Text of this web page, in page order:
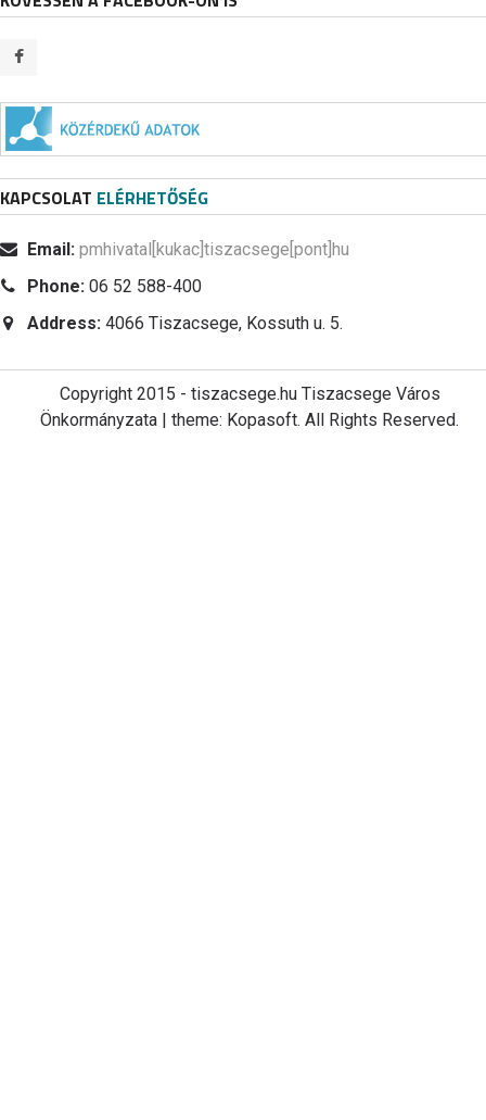
KAPCSOLAT ELÉRHETŐSÉG
Email: pmhivatal[kukac]tiszacsege[pont]hu
Phone: 06 52 588-400
Address: 4066 Tiszacsege, Kossuth u. 5.
Copyright 2015 - tiszacsege.hu Tiszacsege Város
Önkormányzata | theme: Kopasoft. All Rights Reserved.